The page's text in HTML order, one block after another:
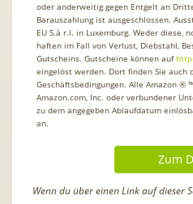
oder anderweitig gegen Entgelt an
Barauszahlung ist ausgeschlossen.
EU S.à r.l. in Luxemburg. Weder diese,
haften im Fall von Verlust, Diebstahl,
Gutscheins. Gutscheine können auf
eingelöst werden. Dort finden Sie auch
Geschäftsbedingungen. Alle Amazon ®
Amazon.com, Inc. oder verbundener
zu dem angegeben Ablaufdatum
an.
Zum
Wenn du über einen Link auf dieser